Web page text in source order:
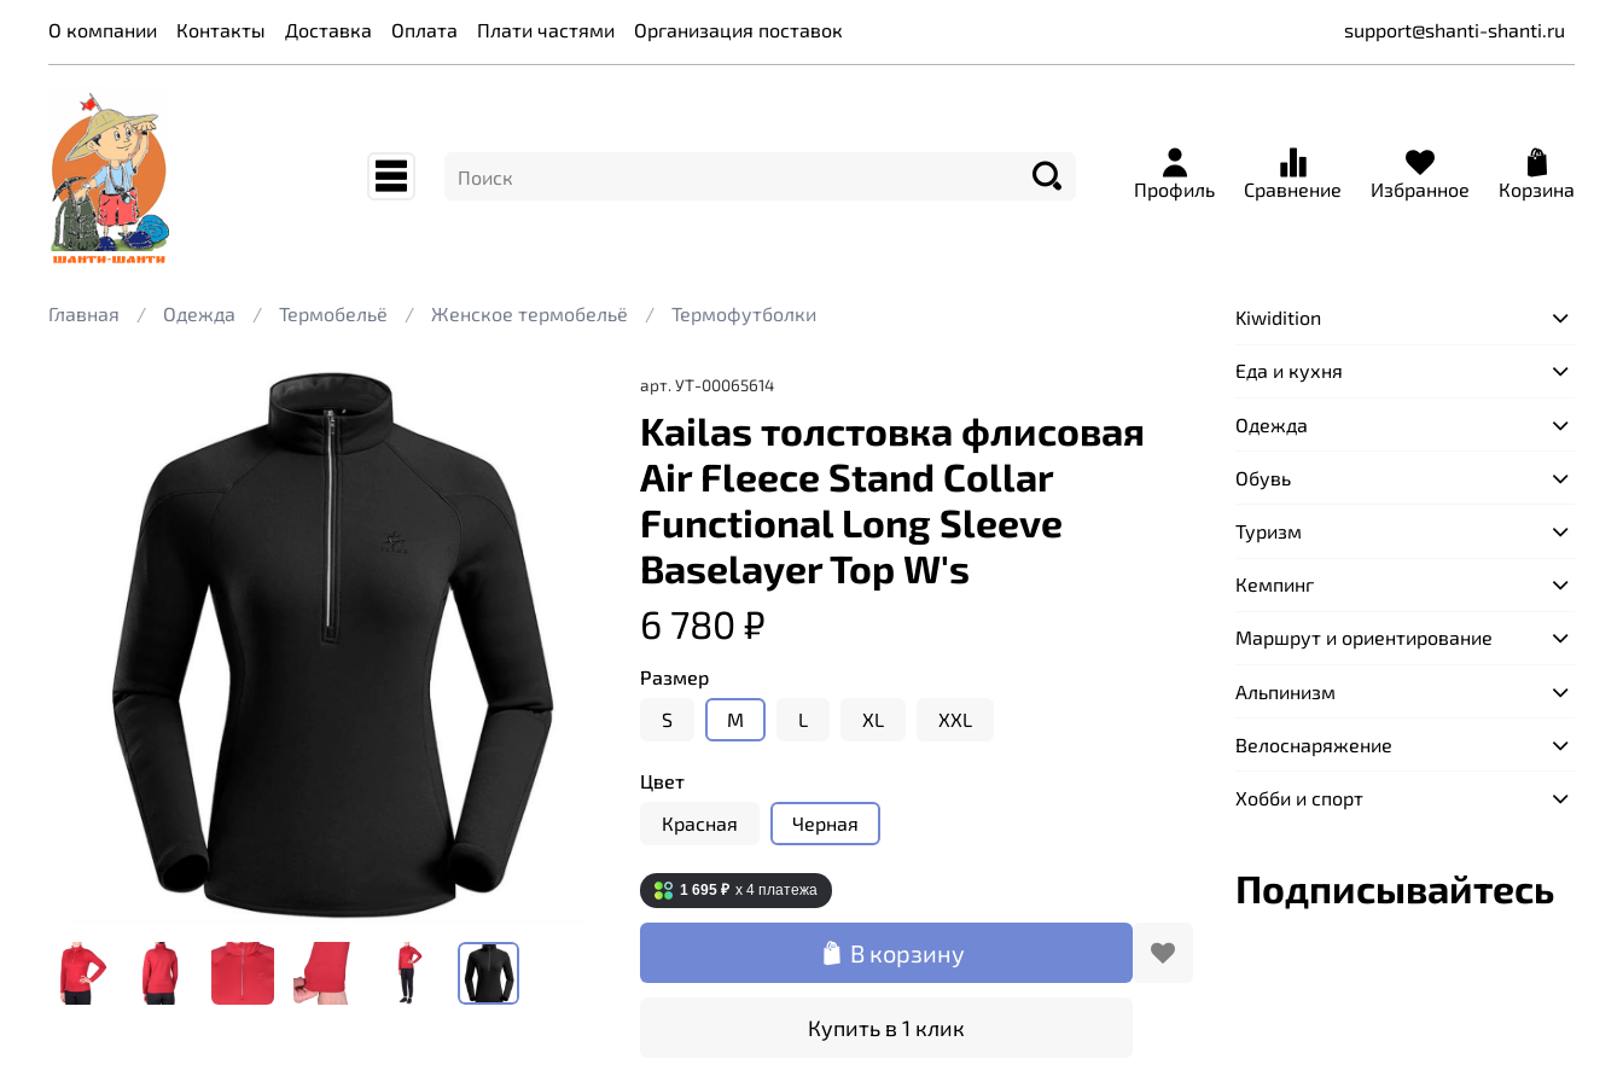
О компании Контакты Доставка Оплата Плати частями Организация поставок support@shanti-shanti.ru
Профиль Сравнение Избранное Корзина
Главная Одежда Термобельё Женское термобельё Термофутболки
арт. УТ-00065614
Kailas толстовка флисовая
Air Fleece Stand Collar
Functional Long Sleeve
Baselayer Top W's
6 780 ₽
Размер
S
M L XL XXL
Цвет
Красная
Черная
1 695 ₽ x 4 платежа
В корзину
Купить в 1 клик
Kiwidition
Еда и кухня
Одежда
Обувь
Туризм
Кемпинг
Маршрут и ориентирование
Альпинизм
Велоснаряжение
Хобби и спорт
Подписывайтесь